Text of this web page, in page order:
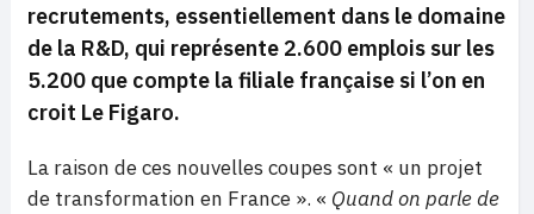
recrutements, essentiellement dans le domaine
de la R&D, qui représente 2.600 emplois sur les
5.200 que compte la filiale française si l’on en
croit Le Figaro.
La raison de ces nouvelles coupes sont « un projet
de transformation en France ». « Quand on parle de